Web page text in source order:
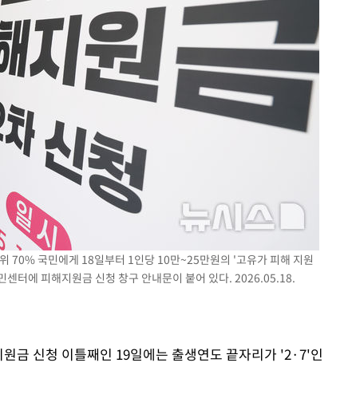
황'
격파
"
협"
할까
색
70% 국민에게 18일부터 1인당 10만~25만원의 '고유가 피해 지원
터에 피해지원금 신청 창구 안내문이 붙어 있다. 2026.05.18.
금 신청 이틀째인 19일에는 출생연도 끝자리가 '2·7'인